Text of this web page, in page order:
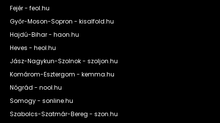
Fejér - feol.hu
Győr-Moson-Sopron - kisalfold.hu
Hajdú-Bihar - haon.hu
Heves - heol.hu
Jász-Nagykun-Szolnok - szoljon.hu
Komárom-Esztergom - kemma.hu
Nógrád - nool.hu
Somogy - sonline.hu
Szabolcs-Szatmár-Bereg - szon.hu